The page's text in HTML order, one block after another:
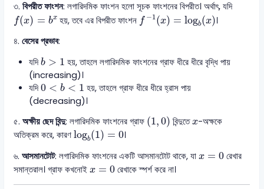
৩.বিপরীত ফাংশন: লগারিদমিক ফাংশন হলো সূচক ফাংশনের বিপরীত। অর্থাৎ, যদি
f(x) = bx
f(x) x হয়, তবে এর বিপরীত ফাংশন f −1 (x) = logb(x)
f−1(x )=logb(x) ।
৪.বেসের প্রভাব:
যদিb > 1
b >1
হয়, তাহলে লগারিদমিক ফাংশনের গ্রাফ ধীরে ধীরে বৃদ্ধি পায়
(increasing)।
যদি0 < b < 1
0 <b <
হয়, তাহলে গ্রাফ ধীরে ধীরে হ্রাস পায়
(decreasing)।
৫.অক্ষীয় ছেদ বিন্দু: লগারিদমিক ফাংশনের গ্রাফ (1, 0)
(1 0) বিন্দুতেx
x-অক্ষকে
অতিক্রম করে, কারণlogb(1) = 0
log b(1 0।
৬.আসমানটোট: লগারিদমিক ফাংশনের একটি আসমানটোট থাকে, যাx = 0
x=0
রেখার
সমান্তরাল। গ্রাফ কখনোইx = 0
x=0 রেখাকে স্পর্শ করে না।